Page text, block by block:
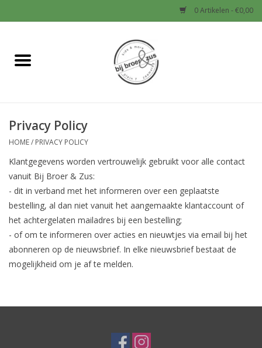
0 Artikelen - €0,00
Home
Baby
Jongens
Meisjes
Sale!
Schoenen en Tassen
Privacy Policy
HOME/ PRIVACY POLICY
Klantgegevens worden vertrouwelijk gebruikt voor alle contact
vanuit Bij Broer & Zus:
- dit in verband met het informeren over een geplaatste
bestelling, al dan niet vanuit het aangemaakte klantaccount of
het achtergelaten mailadres bij een bestelling;
- of om te informeren over acties en nieuwtjes via email bij het
abonneren op de nieuwsbrief. In elke nieuwsbrief bestaat de
mogelijkheid om je af te melden.